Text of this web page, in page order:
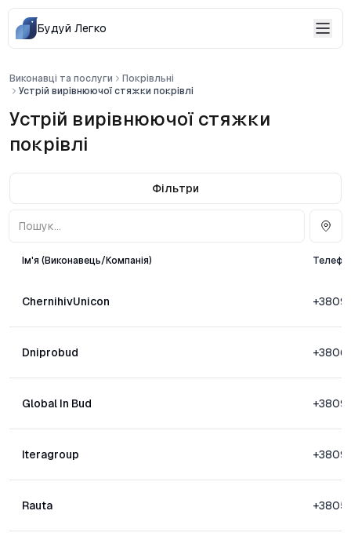
Будуй Легко
Виконавці та послуги
Покрівльні
Устрій вирівнюючої стяжки покрівлі
Устрій вирівнюючої стяжки
покрівлі
Фільтри
Ім'я (Виконавець/Компанія)
ChernihivUnicon
Dniprobud
Global In Bud
Iteragroup
Rauta